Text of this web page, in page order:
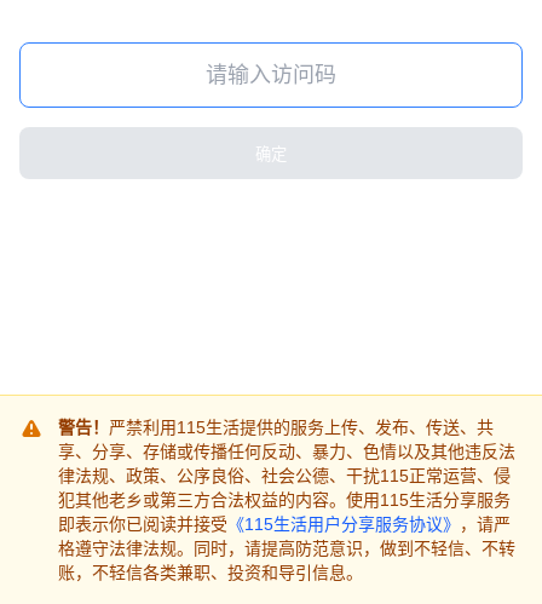
确定
警告！ 严禁利用115生活提供的服务上传、发布、传送、共
享、分享、存储或传播任何反动、暴力、色情以及其他违反法
律法规、政策、公序良俗、社会公德、干扰115正常运营、侵
犯其他老乡或第三方合法权益的内容。使用115生活分享服务
即表示你已阅读并接受 《115生活用户分享服务协议》 ，请严
格遵守法律法规。同时，请提高防范意识，做到不轻信、不转
账，不轻信各类兼职、投资和导引信息。